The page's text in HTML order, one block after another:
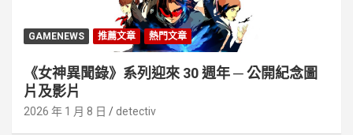
GAMENEWS 推薦文章 熱門文章
《女神異聞錄》系列迎來 30 週年 ─ 公開紀念圖
片及影片
2026 年 1 月 8 日 detectiv